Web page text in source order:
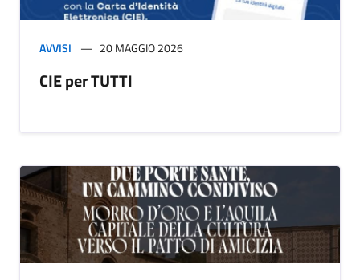
AVVISI 20 MAGGIO 2026
CIE per TUTTI